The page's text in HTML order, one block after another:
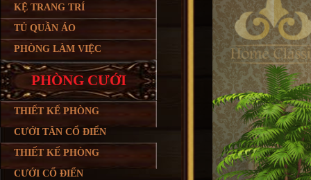
KỆ TRANG TRÍ
TỦ QUẦN ÁO
PHÒNG LÀM VIỆC
PHÒNG CƯỚI
THIẾT KẾ PHÒNG
CƯỚI TÂN CỔ ĐIỂN
THIẾT KẾ PHÒNG
CƯỚI CỔ ĐIỂN